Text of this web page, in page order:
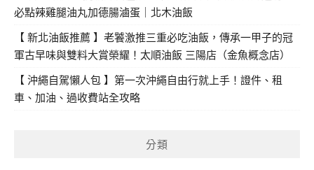
必點辣雞腿油丸加德腸滷蛋｜北木油飯
【 新北油飯推薦 】老饕激推三重必吃油飯，傳承一甲子的冠
軍古早味與雙料大賞榮耀！太順油飯 三陽店（金魚概念店）
【 沖繩自駕懶人包 】第一次沖繩自由行就上手！證件、租
車、加油、過收費站全攻略
分類